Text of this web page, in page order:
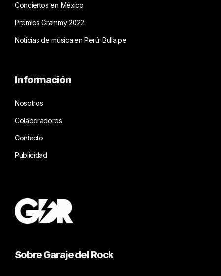
Conciertos en México
Premios Grammy 2022
Noticias de música en Perú: Bulla.pe
Información
Nosotros
Colaboradores
Contacto
Publicidad
Sobre Garaje del Rock